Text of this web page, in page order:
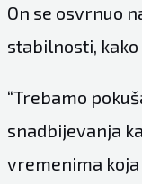
On se osvrnuo
stabilnosti, kako
“Trebamo
snadbijevanja
vremenima